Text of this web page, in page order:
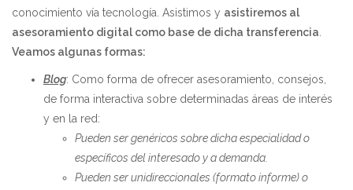
conocimiento vía tecnología. Asistimos y asistiremos al
asesoramiento digital como base de dicha transferencia
Veamos algunas formas:
Blog: Como forma de ofrecer asesoramiento, consejos,
de forma interactiva sobre determinadas áreas de interés
y en la red:
Pueden ser genéricos sobre dicha especialidad o
específicos del interesado y a demanda.
Pueden ser unidireccionales (formato informe) o